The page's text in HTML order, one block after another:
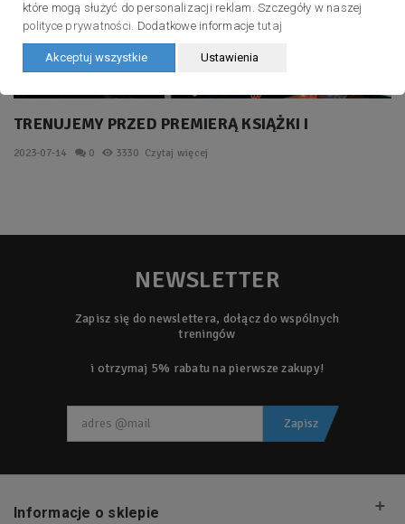
TRENUJEMY PRZED PREMIERĄ KSIĄŻKI I
2023-07-14 0 3330 Czytaj więcej
NEWSLETTER
Zapisz się do newslettera, dołącz do wspólnych
treningów
i otrzymaj 5% rabatu na pierwsze zakupy!
Zapisz
Informacje o sklepie
które mogą służyć do personalizacji reklam. Szczegóły w naszej
polityce prywatności. Dodatkowe informacje tutaj
Akceptuj wszystkie Ustawienia